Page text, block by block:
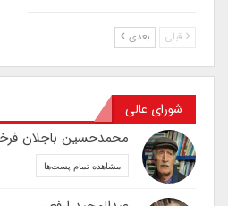
قبلی بعدی
شورای عالی
محمدحسین باجلان فرخی
مشاهده تمام پست‌ها